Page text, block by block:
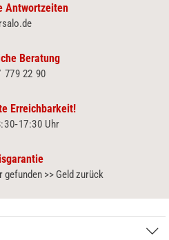
Antwortzeiten
Beratung
779 22 90
Erreichbarkeit!
Uhr
gefunden >> Geld zurück